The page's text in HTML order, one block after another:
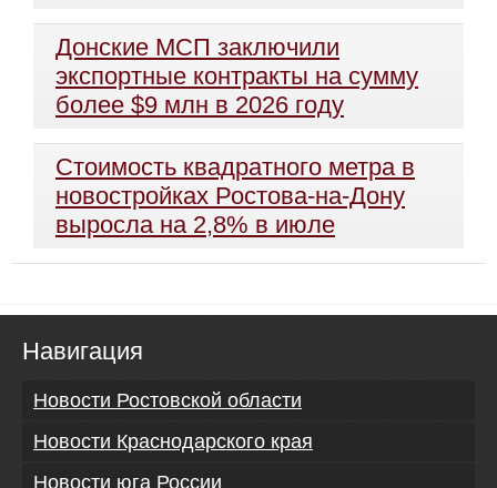
Донские МСП заключили
экспортные контракты на сумму
более $9 млн в 2026 году
Стоимость квадратного метра в
новостройках Ростова-на-Дону
выросла на 2,8% в июле
Навигация
Новости Ростовской области
Новости Краснодарского края
Новости юга России